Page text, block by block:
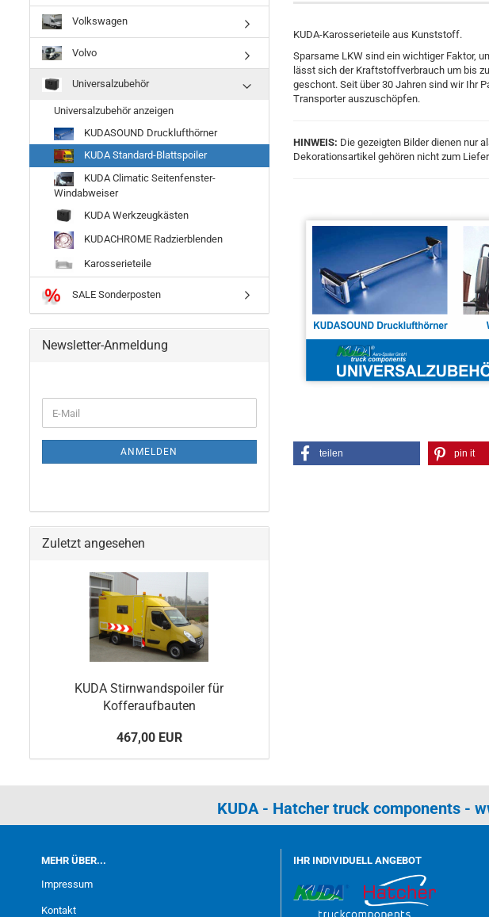
KUDA-Karosserieteile aus Kunststoff.
Sparsame LKW sind ein wichtiger Faktor,
lässt sich der Kraftstoffverbrauch um bis
geschont. Seit über 30 Jahren sind wir Ihr
Transporter auszuschöpfen.
HINWEIS: Die gezeigten Bilder dienen nur
Dekorationsartikel gehören nicht zum
teilen pin it
Volkswagen
Volvo
Universalzubehör
Universalzubehör anzeigen
KUDASOUND Drucklufthörner
KUDA Standard-Blattspoiler
KUDA Climatic Seitenfenster-
Windabweiser
KUDA Werkzeugkästen
KUDACHROME Radzierblenden
Karosserieteile
SALE Sonderposten
Newsletter-Anmeldung
ANMELDEN
Zuletzt angesehen
KUDA Stirnwandspoiler für
Kofferaufbauten
467,00 EUR
KUDA - Hatcher truck components -
MEHR ÜBER...
Impressum
Kontakt
IHR INDIVIDUELL ANGEBOT